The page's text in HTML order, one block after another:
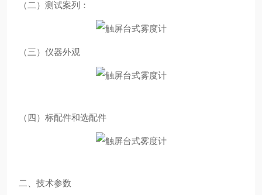
（二）测试案列：
（三）仪器外观
（四）标配件和选配件
二、技术参数